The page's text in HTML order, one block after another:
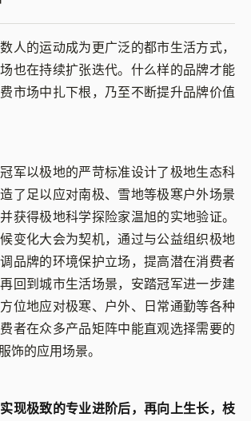
人的运动成为更广泛的都市生活方式，
也在持续扩张迭代。什么样的品牌才能
市场中扎下根，乃至不断提升品牌价值
军以极地的严苛标准设计了极地生态科
了足以应对南极、雪地等极寒户外场景
获得极地科学探险家温旭的实地验证。
变化大会为契机，通过与公益组织极地
品牌的环境保护立场，提高潜在消费者
回到城市生活场景，安踏冠军进一步建
位地应对极寒、户外、日常通勤等各种
者在众多产品矩阵中能直观选择需要的
饰的应用场景。
现极致的专业进阶后，再向上生长，枝